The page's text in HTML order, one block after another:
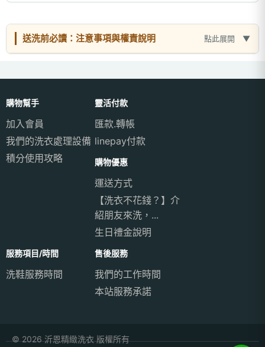
送洗前必讀：注意事項與權責說明 點此展開
購物幫手
加入會員
我們的洗衣處理設備
積分使用攻略
靈活付款
匯款.轉帳
linepay付款
購物優惠
運送方式
【洗衣不花錢？】介
紹朋友來洗，...
生日禮金說明
服務項目/時間
洗鞋服務時間
售後服務
我們的工作時間
本站服務承諾
© 2026 沂恩精緻洗衣 版權所有